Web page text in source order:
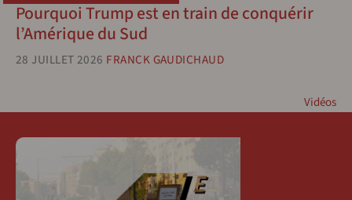
Pourquoi Trump est en train de conquérir
l’Amérique du Sud
28 JUILLET 2026 FRANCK GAUDICHAUD
Vidéos